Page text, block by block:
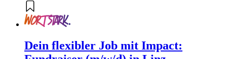
Dein flexibler Job mit Impact: